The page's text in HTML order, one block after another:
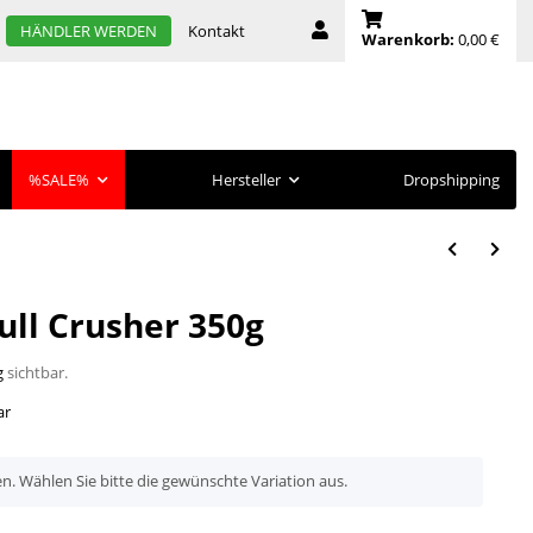
HÄNDLER WERDEN Kontakt Warenkorb: 0,00 €
%SALE% Hersteller Dropshipping
Crusher 350g
sichtbar.
Wählen Sie bitte die gewünschte Variation aus.